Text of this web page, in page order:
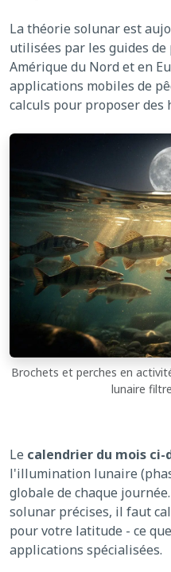
La théorie solunar est
utilisées par les guides
Amérique du Nord et en
applications mobiles de
calculs pour proposer
Brochets et perches en
lunaire
Le calendrier du mois ci-
l'illumination lunaire
globale de chaque
solunar précises, il faut
pour votre latitude - ce
applications spécialisées.